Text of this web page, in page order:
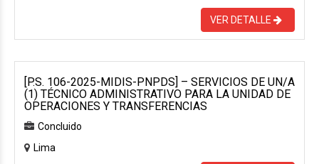
VER DETALLE
[P.S. 106-2025-MIDIS-PNPDS] – SERVICIOS DE UN/A
(1) TÉCNICO ADMINISTRATIVO PARA LA UNIDAD DE
OPERACIONES Y TRANSFERENCIAS
Concluido
Lima